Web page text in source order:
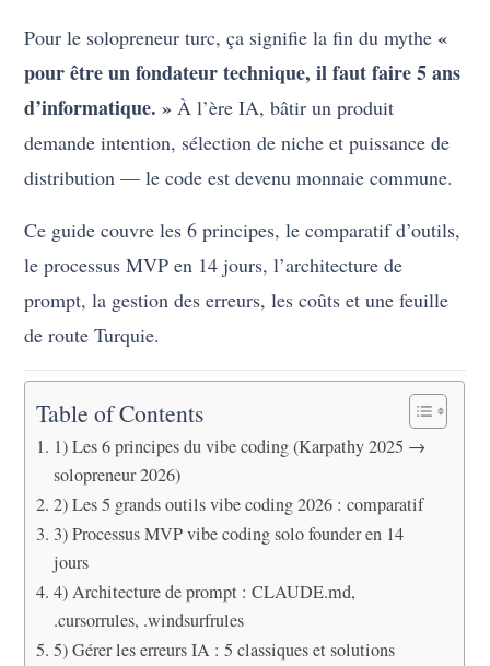
Pour le solopreneur turc, ça signifie la fin du mythe«
pour être un fondateur technique, il faut faire 5 ans
d’informatique. » À l’ère IA, bâtir un produit
demande intention, sélection de niche et puissance de
distribution — le code est devenu monnaie commune.
Ce guide couvre les 6 principes, le comparatif d’outils,
le processus MVP en 14 jours, l’architecture de
prompt, la gestion des erreurs, les coûts et une feuille
de route Turquie.
Table of Contents
1) Les 6 principes du vibe coding (Karpathy 2025 →
solopreneur 2026)
2) Les 5 grands outils vibe coding 2026 : comparatif
3) Processus MVP vibe coding solo founder en 14
jours
4) Architecture de prompt : CLAUDE.md,
.cursorrules, .windsurfrules
5) Gérer les erreurs IA : 5 classiques et solutions